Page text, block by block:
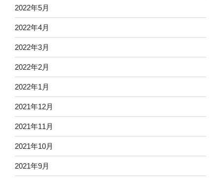
2022年5月
2022年4月
2022年3月
2022年2月
2022年1月
2021年12月
2021年11月
2021年10月
2021年9月